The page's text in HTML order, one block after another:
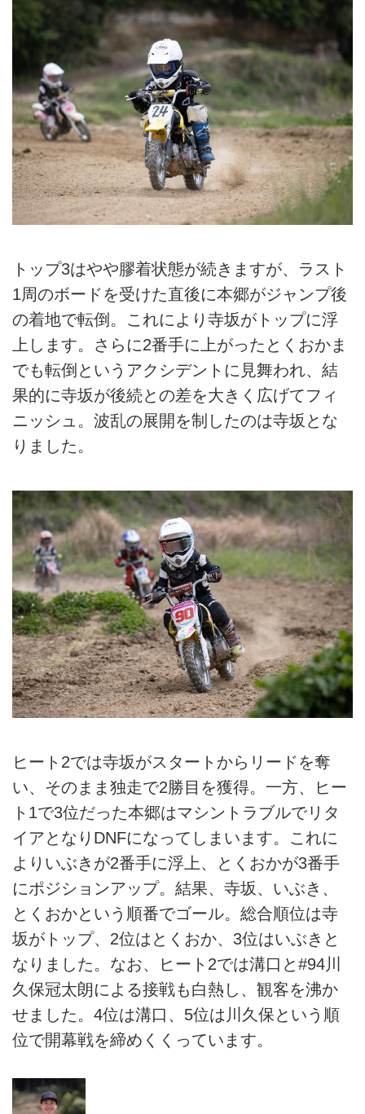
トップ3はやや膠着状態が続きますが、ラスト
1周のボードを受けた直後に本郷がジャンプ後
の着地で転倒。これにより寺坂がトップに浮
上します。さらに2番手に上がったとくおかま
でも転倒というアクシデントに見舞われ、結
果的に寺坂が後続との差を大きく広げてフィ
ニッシュ。波乱の展開を制したのは寺坂とな
りました。
ヒート2では寺坂がスタートからリードを奪
い、そのまま独走で2勝目を獲得。一方、ヒー
ト1で3位だった本郷はマシントラブルでリタ
イアとなりDNFになってしまいます。これに
よりいぶきが2番手に浮上、とくおかが3番手
にポジションアップ。結果、寺坂、いぶき、
とくおかという順番でゴール。総合順位は寺
坂がトップ、2位はとくおか、3位はいぶきと
なりました。なお、ヒート2では溝口と#94川
久保冠太朗による接戦も白熱し、観客を沸か
せました。4位は溝口、5位は川久保という順
位で開幕戦を締めくくっています。